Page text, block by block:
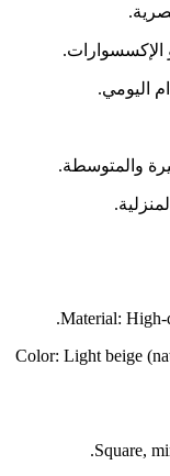
الإكسسوارات.
اليومي.
والمتوسطة.
Material: High-
Color: Light beige
Square,